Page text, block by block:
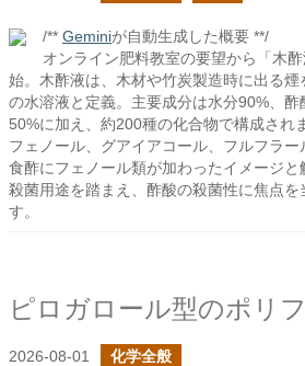
/** Geminiが自動生成した概要 **/
オンライン肥料教室の要望から「木
始。木酢液は、木材や竹炭製造時に出る
の水溶液と定義。主要成分は水分90%、
50%に加え、約200種の化合物で構成され
フェノール、グアイアコール、フルフラ
食酢にフェノール類が加わったイメージ
殺菌用途を踏まえ、酢酸の殺菌性に焦点
す。
ピロガロール型のポリ
2026-08-01 化学全般